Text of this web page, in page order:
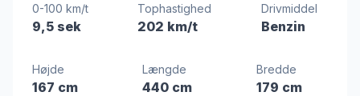
0-100 km/t
9,5 sek
Tophastighed
202 km/t
Drivmiddel
Benzin
Højde
167 cm
Længde
440 cm
Bredde
179 cm